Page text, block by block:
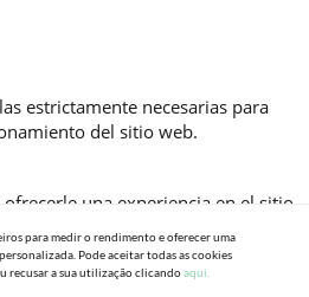
estrictamente necesarias para
del sitio web.
una experiencia en el sitio
de producto
frecuentemente
cookie, nos ayuda a mejorar aún
para medir o rendimento e oferecer uma
Pode aceitar todas as cookies
recusar a sua utilização clicandoaqui.